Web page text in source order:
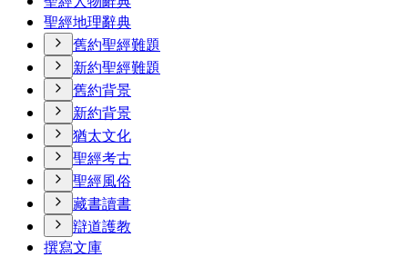
聖經地理辭典
舊約聖經難題
新約聖經難題
舊約背景
新約背景
猶太文化
聖經考古
聖經風俗
藏書讀書
辯道護教
撰寫文庫